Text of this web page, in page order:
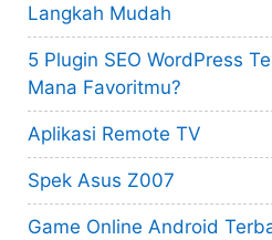
Langkah Mudah
5 Plugin SEO WordPress
Mana Favoritmu?
Aplikasi Remote TV
Spek Asus Z007
Game Online Android